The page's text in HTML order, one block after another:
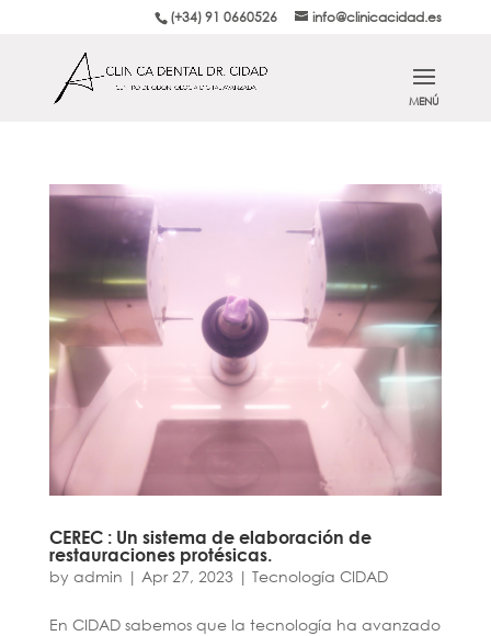
(+34) 91 0660526 info@clinicacidad.es
CEREC : Un sistema de elaboración de
restauraciones protésicas.
by admin | Apr 27, 2023 | Tecnología CIDAD
En CIDAD sabemos que la tecnología ha avanzado